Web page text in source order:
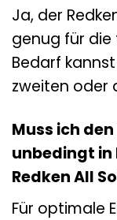
Ja, der
genug für
Bedarf
zweiten oder
Muss ich
unbedingt
Redken All
Für optimale